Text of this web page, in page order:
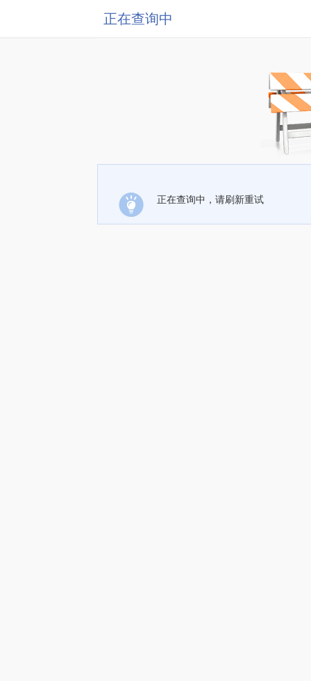
正在查询中
正在查询中，请刷新重试